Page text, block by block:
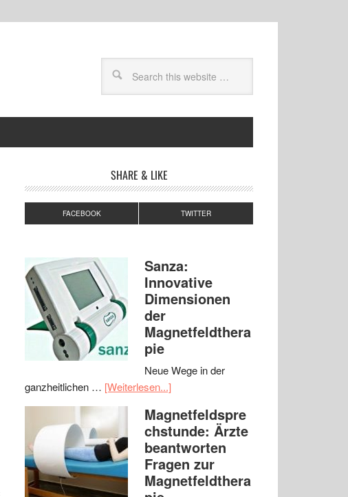
SHARE & LIKE
FACEBOOK TWITTER
Sanza:
Innovative
Dimensionen
der
Magnetfeldthera
pie
Neue Wege in der
ganzheitlichen … [Weiterlesen...]
Magnetfeldspre
chstunde: Ärzte
beantworten
Fragen zur
Magnetfeldthera